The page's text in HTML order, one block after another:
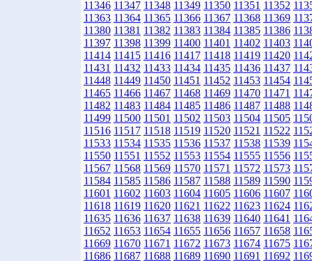
11346 11347 11348 11349 11350 11351 11352
11363 11364 11365 11366 11367 11368 11369
11380 11381 11382 11383 11384 11385 11386
11397 11398 11399 11400 11401 11402 11403
11414 11415 11416 11417 11418 11419 11420
11431 11432 11433 11434 11435 11436 11437
11448 11449 11450 11451 11452 11453 11454
11465 11466 11467 11468 11469 11470 11471
11482 11483 11484 11485 11486 11487 11488
11499 11500 11501 11502 11503 11504 11505
11516 11517 11518 11519 11520 11521 11522
11533 11534 11535 11536 11537 11538 11539
11550 11551 11552 11553 11554 11555 11556
11567 11568 11569 11570 11571 11572 11573
11584 11585 11586 11587 11588 11589 11590
11601 11602 11603 11604 11605 11606 11607
11618 11619 11620 11621 11622 11623 11624
11635 11636 11637 11638 11639 11640 11641
11652 11653 11654 11655 11656 11657 11658
11669 11670 11671 11672 11673 11674 11675
11686 11687 11688 11689 11690 11691 11692